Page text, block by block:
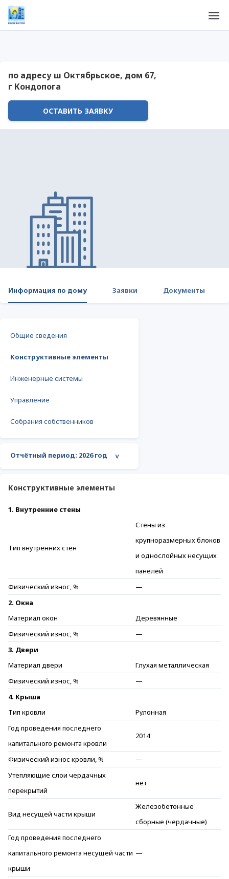
по адресу ш Октябрьское, дом 67,
г Кондопога
ОСТАВИТЬ ЗАЯВКУ
Информация по дому Заявки Документы
Общие сведения
Конструктивные элементы
Инженерные системы
Управление
Собрания собственников
Отчётный период: 2026 год >
Конструктивные элементы
1. Внутренние стены
Тип внутренних стен
Стены из
крупноразмерных блоков
и однослойных несущих
панелей
Физический износ, %
—
2. Окна
Материал окон
Деревянные
Физический износ, %
—
3. Двери
Материал двери
Глухая металлическая
Физический износ, %
—
4. Крыша
Тип кровли
Рулонная
Год проведения последнего
капитального ремонта кровли
2014
Физический износ кровли, %
—
Утепляющие слои чердачных
перекрытий
нет
Вид несущей части крыши
Железобетонные
сборные (чердачные)
Год проведения последнего
капитального ремонта несущей части
крыши
—